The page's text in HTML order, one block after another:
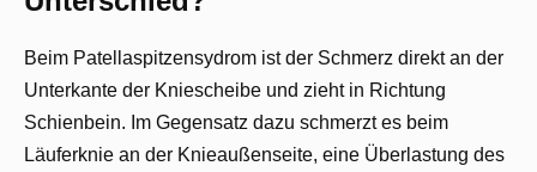
Beim Patellaspitzensydrom ist der Schmerz direkt an der
Unterkante der Kniescheibe und zieht in Richtung
Schienbein. Im Gegensatz dazu schmerzt es beim
Läuferknie an der Knieaußenseite, eine Überlastung des